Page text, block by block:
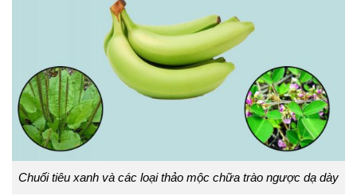
Chuối tiêu xanh và các loại thảo mộc chữa trào ngược dạ dày